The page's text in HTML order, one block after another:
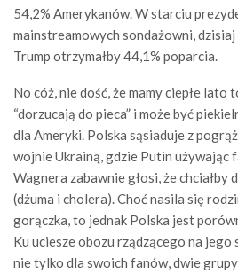
54,2% Amerykanów. W starciu
mainstreamowych sondażowni,
Trump otrzymałby 44,1% poparcia.
No cóż, nie dość, że mamy ciepłe lato
“dorzucają do pieca” i może być
dla Ameryki. Polska sąsiaduje z
wojnie Ukrainą, gdzie Putin używając
Wagnera zabawnie głosi, że chciałby
(dżuma i cholera). Choć nasila się
gorączka, to jednak Polska jest
Ku uciesze obozu rządzącego na jego
nie tylko dla swoich fanów, dwie